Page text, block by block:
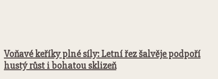
Voňavé keříky plné síly: Letní řez šalvěje podpoří
hustý růst i bohatou sklizeň